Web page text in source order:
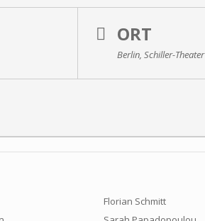
ORT
Berlin, Schiller-Theater
Florian Schmitt